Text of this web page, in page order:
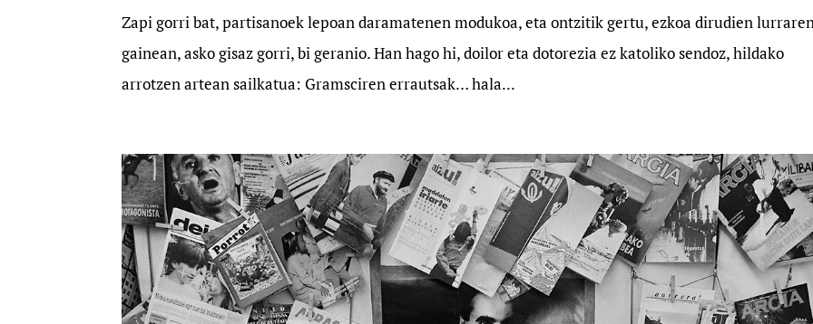
Zapi gorri bat, partisanoek lepoan daramatenen modukoa, eta ontzitik gertu, ezkoa dirudien
gainean, asko gisaz gorri, bi geranio. Han hago hi, doilor eta dotorezia ez katoliko sendoz, hildako
arrotzen artean sailkatua: Gramsciren errautsak… hala...